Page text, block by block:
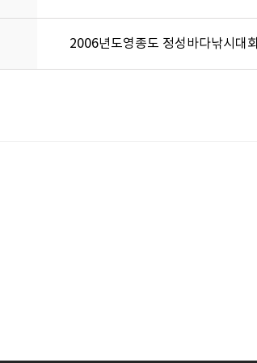
2006년도영종도 정성바다낚시대회